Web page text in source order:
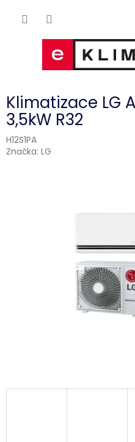
Klimatizace LG
3,5kW R32
H12S1PA
Značka: LG